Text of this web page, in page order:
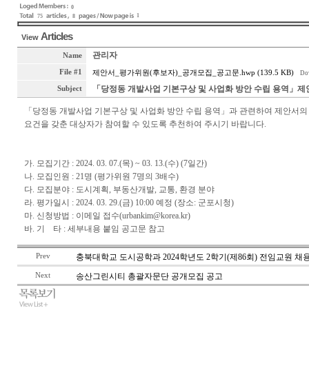
0
75
8 1
View Articles
Name 관리자
File #1 제안서_평가위원(후보자)_공개모집_공고문.hwp (139.5 KB)
Subject 「당정동 개발사업 기본구상 및 사업화 방안 수립 용역」
「당정동 개발사업 기본구상 및 사업화 방안 수립 용역」과 관련하여 제안
요건을 갖춘 대상자가 참여할 수 있도록 추천하여 주시기 바랍니다.
가. 모집기간 : 2024. 03. 07.(목) ~ 03. 13.(수) (7일간)
나. 모집인원 : 21명 (평가위원 7명의 3배수)
다. 모집분야 : 도시계획, 부동산개발, 교통, 환경 분야
라. 평가일시 : 2024. 03. 29.(금) 10:00 예정 (장소: 군포시청)
마. 신청방법 : 이메일 접수(urbankim@korea.kr)
바. 기 타 : 세부내용 붙임 공고문 참고
Prev 충북대학교 도시공학과 2024학년도 2학기(제86회) 전임교원 채
Next 송산그린시티 총괄자문단 공개모집 공고